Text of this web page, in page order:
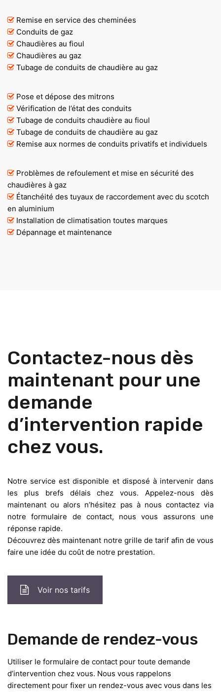
Remise en service des cheminées
Conduits de gaz
Chaudières au fioul
Chaudières au gaz
Tubage de conduits de chaudière au gaz
Pose et dépose des mitrons
Vérification de l’état des conduits
Tubage de conduits chaudière au fioul
Tubage de conduits de chaudière au gaz
Remise aux normes de conduits privatifs et individuels
Problèmes de refoulement et mise en sécurité des
chaudières à gaz
Étanchéité des tuyaux de raccordement avec du scotch
en aluminium
Installation de climatisation toutes marques
Dépannage et maintenance
Contactez-nous dès
maintenant pour une
demande
d’intervention rapide
chez vous.
Notre service est disponible et disposé à intervenir dans
les plus brefs délais chez vous. Appelez-nous dès
maintenant ou alors n’hésitez pas à nous contactez via
notre formulaire de contact, nous vous assurons une
réponse rapide.
Découvrez dès maintenant notre grille de tarif afin de vous
faire une idée du coût de notre prestation.
Voir nos tarifs
Demande de rendez-vous
Utiliser le formulaire de contact pour toute demande
d’intervention chez vous. Nous vous rappelons
directement pour fixer un rendez-vous avec vous dans les